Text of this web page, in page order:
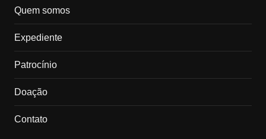
Quem somos
Expediente
Patrocínio
Doação
Contato